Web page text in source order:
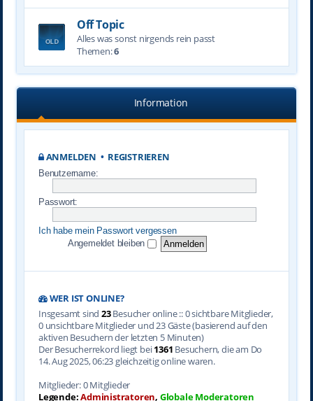
Off Topic
Alles was sonst nirgends rein passt
Themen:6
Information
ANMELDEN • REGISTRIEREN
Benutzername:
Passwort:
Ich habe mein Passwort vergessen
Angemeldet bleiben
WER IST ONLINE?
Insgesamt sind 23Besucher online :: 0 sichtbare Mitglieder,
0 unsichtbare Mitglieder und 23 Gäste (basierend auf den
aktiven Besuchern der letzten 5 Minuten)
Der Besucherrekord liegt bei1361 Besuchern, die am Do
14. Aug 2025, 06:23 gleichzeitig online waren.
Mitglieder: 0 Mitglieder
Legende:Administratoren, Globale Moderatoren